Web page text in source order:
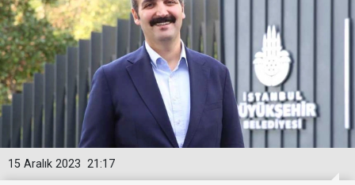
21:17
15 Aralık 2023